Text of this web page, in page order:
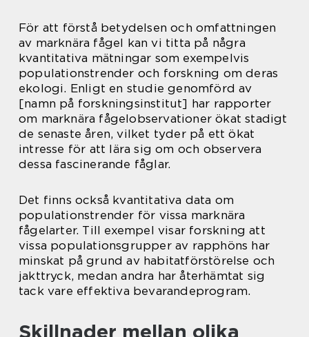
För att förstå betydelsen och omfattningen
av marknära fågel kan vi titta på några
kvantitativa mätningar som exempelvis
populationstrender och forskning om deras
ekologi. Enligt en studie genomförd av
[namn på forskningsinstitut] har rapporter
om marknära fågelobservationer ökat stadigt
de senaste åren, vilket tyder på ett ökat
intresse för att lära sig om och observera
dessa fascinerande fåglar.
Det finns också kvantitativa data om
populationstrender för vissa marknära
fågelarter. Till exempel visar forskning att
vissa populationsgrupper av rapphöns har
minskat på grund av habitatförstörelse och
jakttryck, medan andra har återhämtat sig
tack vare effektiva bevarandeprogram.
Skillnader mellan olika